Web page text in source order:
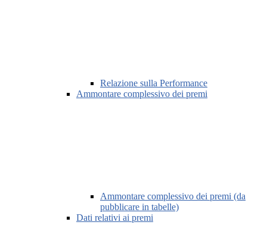
Relazione sulla Performance
Ammontare complessivo dei premi
Ammontare complessivo dei premi (da
pubblicare in tabelle)
Dati relativi ai premi